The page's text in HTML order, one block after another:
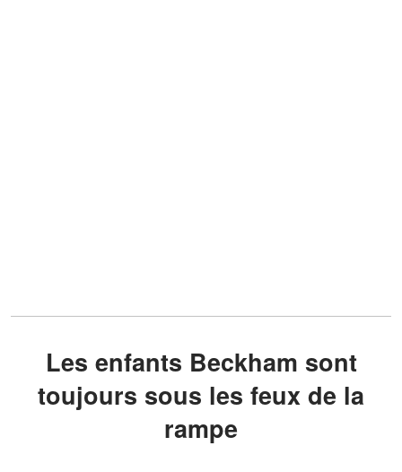
Les enfants Beckham sont
toujours sous les feux de la
rampe